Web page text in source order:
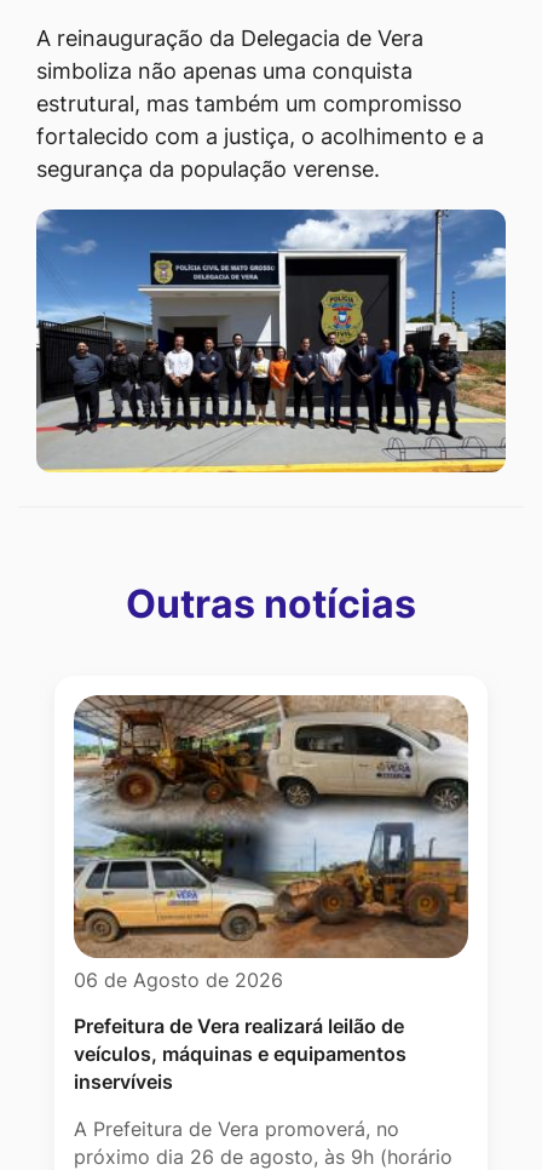
A reinauguração da Delegacia de Vera
simboliza não apenas uma conquista
estrutural, mas também um compromisso
fortalecido com a justiça, o acolhimento e a
segurança da população verense.
Outras notícias
Outras notícias
06 de Agosto de 2026
Prefeitura de Vera realizará leilão de
veículos, máquinas e equipamentos
inservíveis
A Prefeitura de Vera promoverá, no
próximo dia 26 de agosto, às 9h (horário